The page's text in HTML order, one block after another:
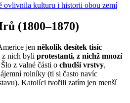
ovlivnila kulturu i historii obou zemí
(1800–1870)
jen několik desítek tisíc
z nich byli protestanti, z nichž mnozí
z valné části o chudší vrstvy,
rolníky (ti si často navíc
Katolíci tvořili zatím jen menší